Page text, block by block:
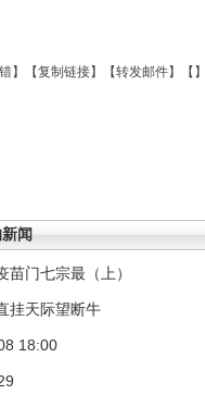
】【复制链接】【转发邮件】【 】
闻
门七宗最（上）
挂天际望断牛
18:00